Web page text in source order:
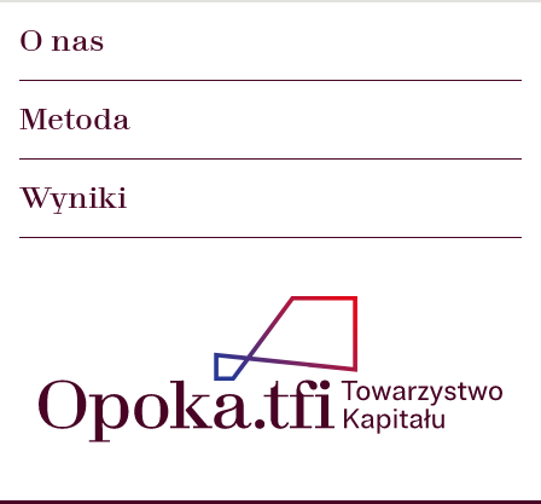
inwestycyjnych na rynkach surowcowych.
O nas
Metoda
Wyniki